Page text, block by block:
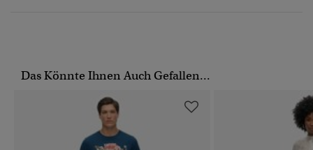
Das Könnte Ihnen Auch Gefallen...